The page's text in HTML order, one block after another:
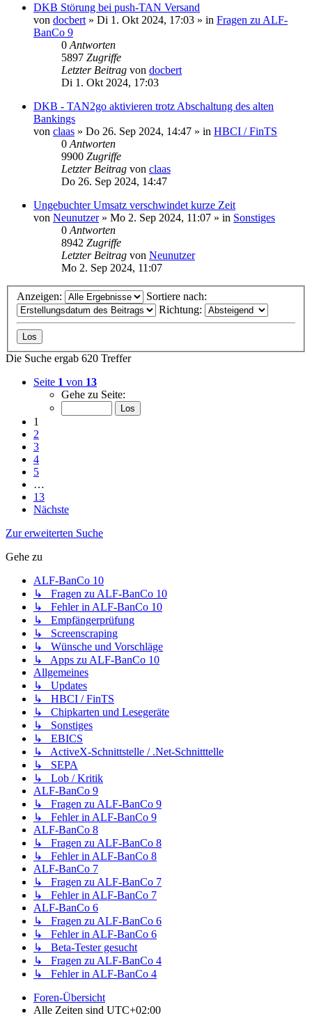
DKB Störung bei push-TAN Versand
von docbert » Di 1. Okt 2024, 17:03 » in Fragen zu ALF-
BanCo 9
0 Antworten
5897 Zugriffe
Letzter Beitrag von docbert
Di 1. Okt 2024, 17:03
DKB - TAN2go aktivieren trotz Abschaltung des alten
Bankings
von claas » Do 26. Sep 2024, 14:47 » in HBCI / FinTS
0 Antworten
9900 Zugriffe
Letzter Beitrag von claas
Do 26. Sep 2024, 14:47
Ungebuchter Umsatz verschwindet kurze Zeit
von Neunutzer» Mo 2. Sep 2024, 11:07 » in Sonstiges
0 Antworten
8942 Zugriffe
Letzter Beitrag von Neunutzer
Mo 2. Sep 2024, 11:07
Anzeigen:
Sortiere nach:
Richtung:
Die Suche ergab 620 Treffer
Seite 1 von 13
Gehe zu Seite:
1
2
3
4
5
…
13
Nächste
Zur erweiterten Suche
Gehe zu
ALF-BanCo 10
↳ Fragen zu ALF-BanCo 10
↳ Fehler in ALF-BanCo 10
↳ Empfängerprüfung
↳ Screenscraping
↳ Wünsche und Vorschläge
↳ Apps zu ALF-BanCo 10
Allgemeines
↳ Updates
↳ HBCI / FinTS
↳ Chipkarten und Lesegeräte
↳ Sonstiges
↳ EBICS
↳ ActiveX-Schnittstelle / .Net-Schnitttelle
↳ SEPA
↳ Lob / Kritik
ALF-BanCo 9
↳ Fragen zu ALF-BanCo 9
↳ Fehler in ALF-BanCo 9
ALF-BanCo 8
↳ Fragen zu ALF-BanCo 8
↳ Fehler in ALF-BanCo 8
ALF-BanCo 7
↳ Fragen zu ALF-BanCo 7
↳ Fehler in ALF-BanCo 7
ALF-BanCo 6
↳ Fragen zu ALF-BanCo 6
↳ Fehler in ALF-BanCo 6
↳ Beta-Tester gesucht
↳ Fragen zu ALF-BanCo 4
↳ Fehler in ALF-BanCo 4
Foren-Übersicht
Alle Zeiten sind UTC+02:00